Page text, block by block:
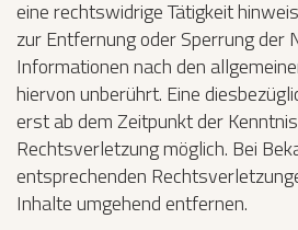
eine rechtswidrige Tätigkeit
zur Entfernung oder Sperrung der
Informationen nach den
hiervon unberührt. Eine
erst ab dem Zeitpunkt der
Rechtsverletzung möglich. Bei
entsprechenden
Inhalte umgehend entfernen.